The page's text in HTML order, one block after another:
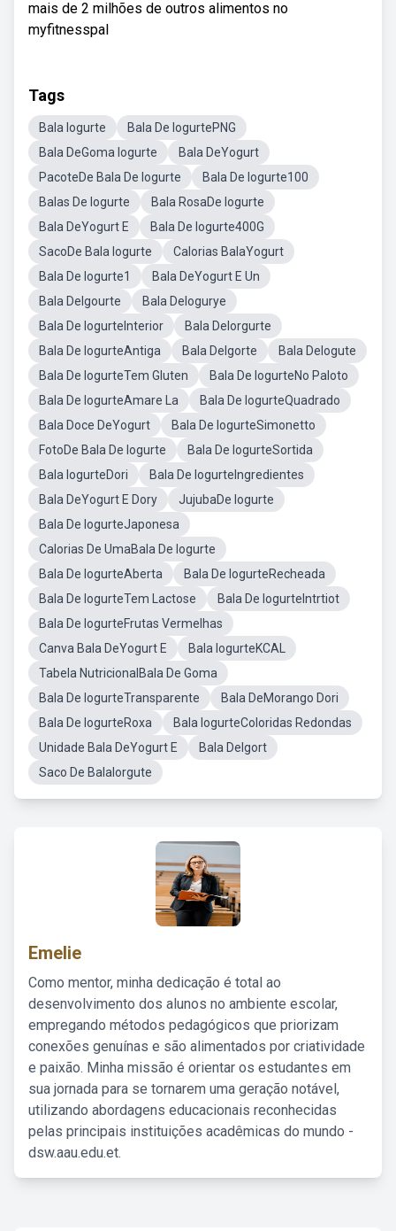
mais de 2 milhões de outros alimentos no
myfitnesspal
Tags
Bala Iogurte
Bala De IogurtePNG
Bala DeGoma Iogurte
Bala DeYogurt
PacoteDe Bala De Iogurte
Bala De Iogurte100
Balas De Iogurte
Bala RosaDe Iogurte
Bala DeYogurt E
Bala De Iogurte400G
SacoDe Bala Iogurte
Calorias BalaYogurt
Bala De Iogurte1
Bala DeYogurt E Un
Bala DeIgourte
Bala DeIogurye
Bala De IogurteInterior
Bala DeIorgurte
Bala De IogurteAntiga
Bala DeIgorte
Bala DeIogute
Bala De IogurteTem Gluten
Bala De IogurteNo Paloto
Bala De IogurteAmare La
Bala De IogurteQuadrado
Bala Doce DeYogurt
Bala De IogurteSimonetto
FotoDe Bala De Iogurte
Bala De IogurteSortida
Bala IogurteDori
Bala De IogurteIngredientes
Bala DeYogurt E Dory
JujubaDe Iogurte
Bala De IogurteJaponesa
Calorias De UmaBala De Iogurte
Bala De IogurteAberta
Bala De IogurteRecheada
Bala De IogurteTem Lactose
Bala De IogurteIntrtiot
Bala De IogurteFrutas Vermelhas
Canva Bala DeYogurt E
Bala IogurteKCAL
Tabela NutricionalBala De Goma
Bala De IogurteTransparente
Bala DeMorango Dori
Bala De IogurteRoxa
Bala IogurteColoridas Redondas
Unidade Bala DeYogurt E
Bala DeIgort
Saco De BalaIorgute
Emelie
Como mentor, minha dedicação é total ao
desenvolvimento dos alunos no ambiente escolar,
empregando métodos pedagógicos que priorizam
conexões genuínas e são alimentados por criatividade
e paixão. Minha missão é orientar os estudantes em
sua jornada para se tornarem uma geração notável,
utilizando abordagens educacionais reconhecidas
pelas principais instituições acadêmicas do mundo -
dsw.aau.edu.et.